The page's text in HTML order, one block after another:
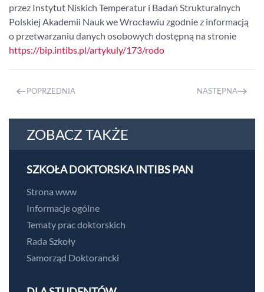
przez Instytut Niskich Temperatur i Badań Strukturalnych
Polskiej Akademii Nauk we Wrocławiu zgodnie z informacją
o przetwarzaniu danych osobowych dostępną na stronie
https://bip.intibs.pl/artykuly/173/rodo
POPRZEDNIA NASTĘPNA
ZOBACZ TAKŻE
SZKOŁA DOKTORSKA INTIBS PAN
Strona www
Informacje ogólne
Tematy prac doktorskich
Rada Szkoły
Samorząd Doktorancki